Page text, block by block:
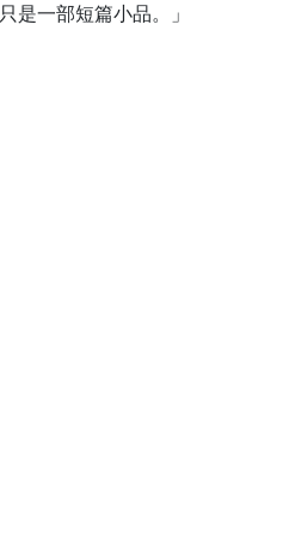
只是一部短篇小品。」